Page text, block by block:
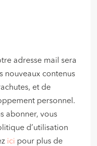
adresse mail sera
nouveaux contenus
et de
personnel.
abonner, vous
d’utilisation
ici pour plus de